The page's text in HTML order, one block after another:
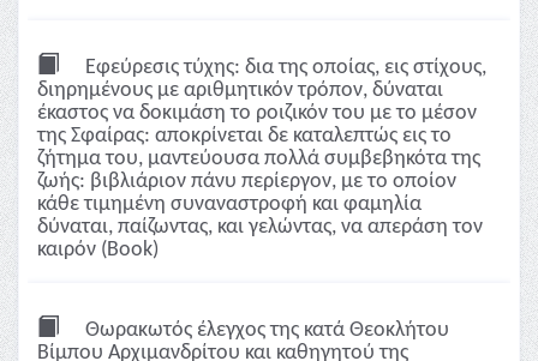
Εφεύρεσις τύχης: δια της οποίας, εις στίχους,
διηρημένους με αριθμητικόν τρόπον, δύναται
έκαστος να δοκιμάση το ροιζικόν του με το μέσον
της Σφαίρας: αποκρίνεται δε καταλεπτώς εις το
ζήτημα του, μαντεύουσα πολλά συμβεβηκότα της
ζωής: βιβλιάριον πάνυ περίεργον, με το οποίον
κάθε τιμημένη συναναστροφή και φαμηλία
δύναται, παίζωντας, και γελώντας, να απεράση τον
καιρόν (Book)
Θωρακωτός έλεγχος της κατά Θεοκλήτου
Βίμπου Αρχιμανδρίτου και καθηγητού της